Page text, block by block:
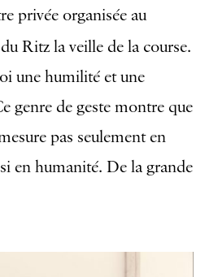
privée organisée au
du Ritz la veille de la course.
une humilité et une
genre de geste montre que
pas seulement en
en humanité. De la grande